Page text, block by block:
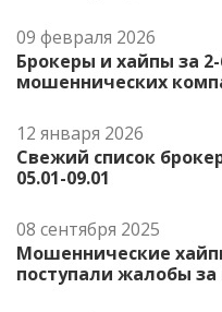
09 февраля 2026
Брокеры и хайпы за
мошеннических
12 января 2026
Свежий список
05.01-09.01
08 сентября 2025
Мошеннические
поступали жалобы за